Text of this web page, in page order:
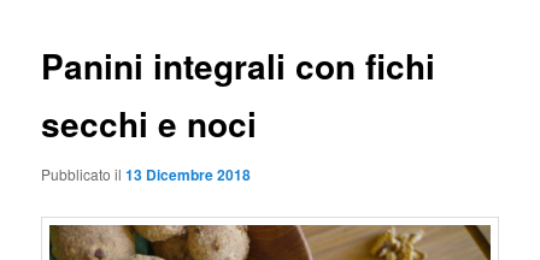
Panini integrali con fichi
secchi e noci
Pubblicato il13 Dicembre 2018